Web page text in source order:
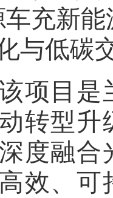
车充新
与低碳
项目是
转型升
度融合
效、可